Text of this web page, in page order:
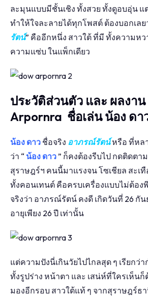
ละมุนแบบมีชั้นเชิง ทั้งสวย ทั้งดูอบอุ่น แ
ทำให้ใจละลายได้ทุกโพสต์ ต้องบอกเลย
รัตน์” คืออีกหนึ่ง สาวใต้ ที่มี ทั้งความห
ความแซ่บ ในแพ็กเดียว
ประวัติส่วนตัว และ ผลงาน
Arpornra ชื่อเล่น น้อง ดา
น้อง ดาว ชื่อจริง อาภรณ์รัตน์หรือ ที่หล
ว่า “ น้อง ดาว ” ก็คงต้องรีบไป กดติดตา
สุราษฎร์ฯ คนนี้มาแรงจน โซเชียล สะเ
ทั้งคอนเทนต์ คือครบเครื่องแบบไม่ต้อง
จริงว่า อาภรณ์รัตน์ คงดี เกิดวันที่ 26 กั
อายุเพียง 26 ปี เท่านั้น
แต่ความปังนี่เกินวัยไปไกลสุด ๆ เรียกว่
ทั้งรูปร่าง หน้าตา และ เสน่ห์ที่ใครเห็น
มองอีกรอบ สาวใต้แท้ ๆ จากสุราษฎร์ธ